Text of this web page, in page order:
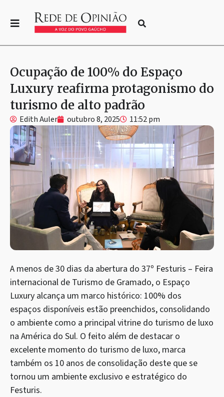
Ocupação de 100% do Espaço
Luxury reafirma protagonismo do
turismo de alto padrão
Edith Auler outubro 8, 2025 11:52 pm
A menos de 30 dias da abertura do 37º Festuris – Feira
internacional de Turismo de Gramado, o Espaço
Luxury alcança um marco histórico: 100% dos
espaços disponíveis estão preenchidos, consolidando
o ambiente como a principal vitrine do turismo de luxo
na América do Sul. O feito além de destacar o
excelente momento do turismo de luxo, marca
também os 10 anos de consolidação deste que se
tornou um ambiente exclusivo e estratégico do
Festuris.